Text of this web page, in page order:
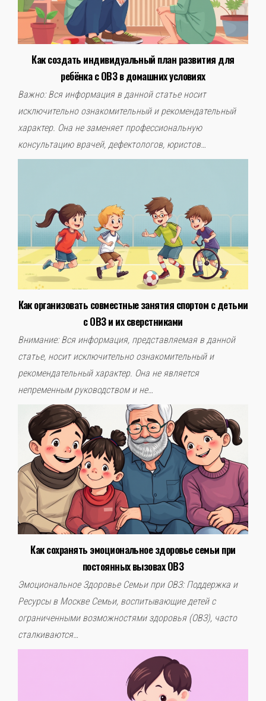
Как создать индивидуальный план развития для
ребёнка с ОВЗ в домашних условиях
Важно: Вся информация в данной статье носит
исключительно ознакомительный и рекомендательный
характер. Она не заменяет профессиональную
консультацию врачей, дефектологов, юристов…
Как организовать совместные занятия спортом с детьми
с ОВЗ и их сверстниками
Внимание: Вся информация, представляемая в данной
статье, носит исключительно ознакомительный и
рекомендательный характер. Она не является
непременным руководством и не…
Как сохранять эмоциональное здоровье семьи при
постоянных вызовах ОВЗ
Эмоциональное Здоровье Семьи при ОВЗ: Поддержка и
Ресурсы в Москве Семьи, воспитывающие детей с
ограниченными возможностями здоровья (ОВЗ), часто
сталкиваются…